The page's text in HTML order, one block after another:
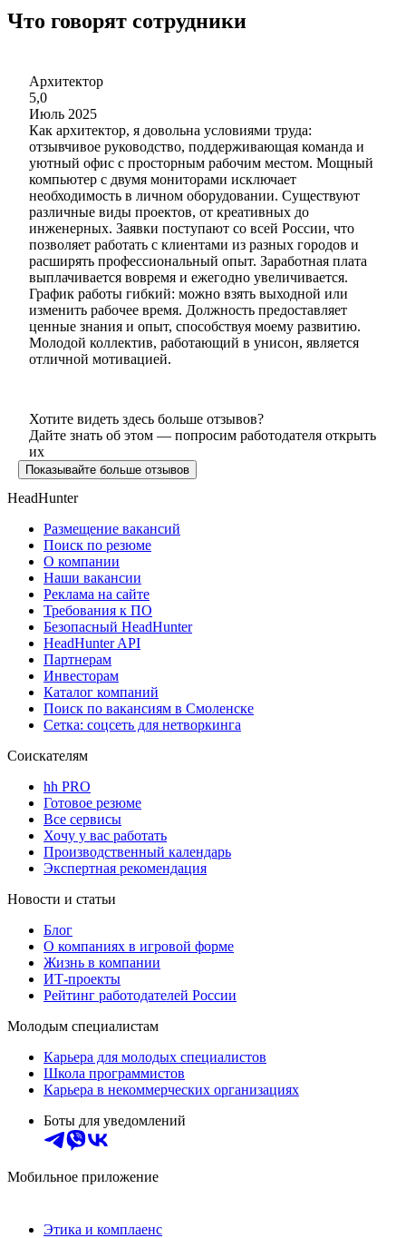
Что говорят сотрудники
Архитектор
5,0
Июль 2025
Как архитектор, я довольна условиями труда:
отзывчивое руководство, поддерживающая команда и
уютный офис с просторным рабочим местом. Мощный
компьютер с двумя мониторами исключает
необходимость в личном оборудовании. Существуют
различные виды проектов, от креативных до
инженерных. Заявки поступают со всей России, что
позволяет работать с клиентами из разных городов и
расширять профессиональный опыт. Заработная плата
выплачивается вовремя и ежегодно увеличивается.
График работы гибкий: можно взять выходной или
изменить рабочее время. Должность предоставляет
ценные знания и опыт, способствуя моему развитию.
Молодой коллектив, работающий в унисон, является
отличной мотивацией.
Хотите видеть здесь больше отзывов?
Дайте знать об этом — попросим работодателя открыть
их
Показывайте больше отзывов
HeadHunter
Размещение вакансий
Поиск по резюме
О компании
Наши вакансии
Реклама на сайте
Требования к ПО
Безопасный HeadHunter
HeadHunter API
Партнерам
Инвесторам
Каталог компаний
Поиск по вакансиям в Смоленске
Сетка: соцсеть для нетворкинга
Соискателям
hh PRO
Готовое резюме
Все сервисы
Хочу у вас работать
Производственный календарь
Экспертная рекомендация
Новости и статьи
Блог
О компаниях в игровой форме
Жизнь в компании
ИТ-проекты
Рейтинг работодателей России
Молодым специалистам
Карьера для молодых специалистов
Школа программистов
Карьера в некоммерческих организациях
Боты для уведомлений
Мобильное приложение
Этика и комплаенс